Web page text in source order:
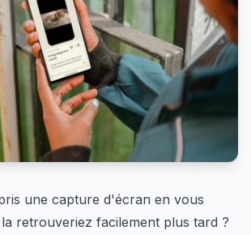
une capture d'écran en vous
retrouveriez facilement plus tard ?